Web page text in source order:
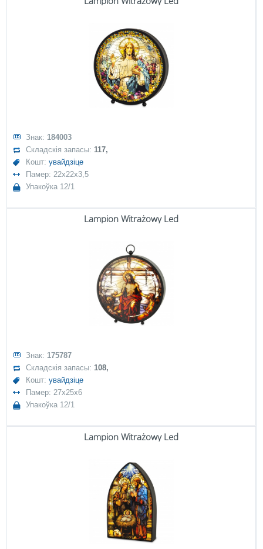
Знак: 184003
Складскія запасы:117,
Кошт:увайдзіце
Памер: 22x22x3,5
Упакоўка 12/1
Lampion Witrażowy Led
Знак: 175787
Складскія запасы:108,
Кошт:увайдзіце
Памер: 27x25x6
Упакоўка 12/1
Lampion Witrażowy Led